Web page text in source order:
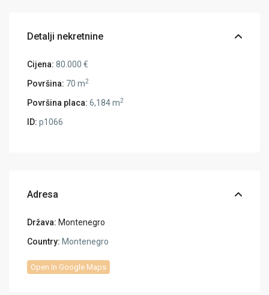
Detalji nekretnine
Cijena: 80.000 €
Površina: 70 m2
Površina placa: 6,184 m2
ID: p1066
Adresa
Država: Montenegro
Country: Montenegro
Open In Google Maps